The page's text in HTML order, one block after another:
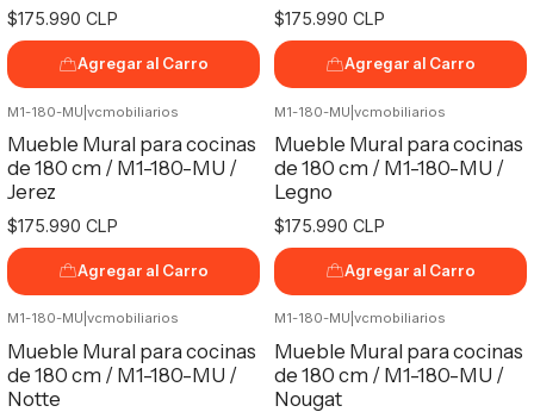
$175.990 CLP
Agregar al Carro
$175.990 CLP
Agregar al Carro
M1-180-MU vcmobiliarios
Mueble Mural para cocinas
de 180 cm / M1-180-MU /
Jerez
$175.990 CLP
Agregar al Carro
M1-180-MU vcmobiliarios
Mueble Mural para cocinas
de 180 cm / M1-180-MU /
Legno
$175.990 CLP
Agregar al Carro
M1-180-MU vcmobiliarios
Mueble Mural para cocinas
de 180 cm / M1-180-MU /
Notte
M1-180-MU vcmobiliarios
Mueble Mural para cocinas
de 180 cm / M1-180-MU /
Nougat